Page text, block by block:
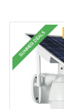
SUMMER DEALS